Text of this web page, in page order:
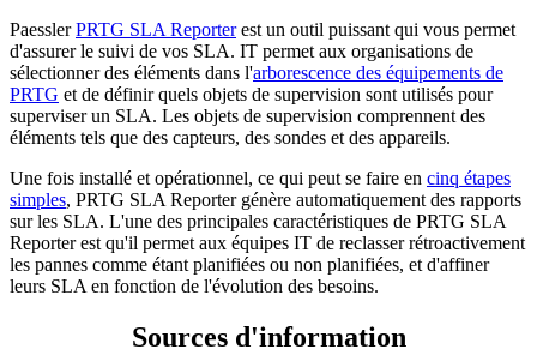
PaesslerPRTG SLA Reporterest un outil puissant qui vous permet
d'assurer le suivi de vos SLA. IT permet aux organisations de
sélectionner des éléments dans l'arborescence des équipements de
PRTG et de définir quels objets de supervision sont utilisés pour
superviser un SLA. Les objets de supervision comprennent des
éléments tels que des capteurs, des sondes et des appareils.
Une fois installé et opérationnel, ce qui peut se faire en cinq étapes
simples, PRTG SLA Reporter génère automatiquement des rapports
sur les SLA. L'une des principales caractéristiques de PRTG SLA
Reporter est qu'il permet aux équipes IT de reclasser rétroactivement
les pannes comme étant planifiées ou non planifiées, et d'affiner
leurs SLA en fonction de l'évolution des besoins.
Sources d'information